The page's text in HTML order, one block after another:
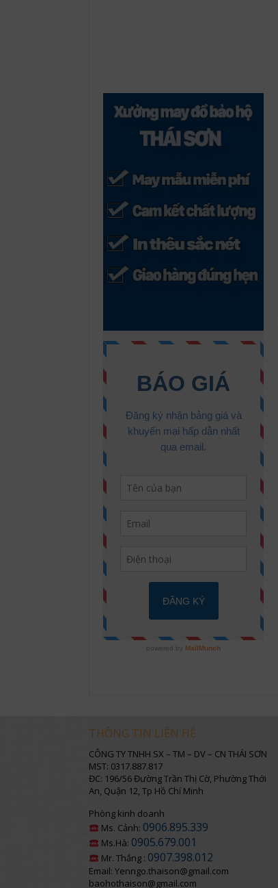
THÔNG TIN LIÊN HỆ
CÔNG TY TNHH SX – TM – DV – CN THÁI SƠN
MST: 0317.887.817
ĐC: 196/56 Đường Trần Thị Cờ, Phường Thới
An, Quận 12, Tp Hồ Chí Minh
Phòng kinh doanh
Ms. Cảnh: 0906.895.339
Ms.Hà: 0905.679.001
Mr. Thắng : 0907.398.012
Email: Yenngo.thaison@gmail.com
baohothaison@gmail.com